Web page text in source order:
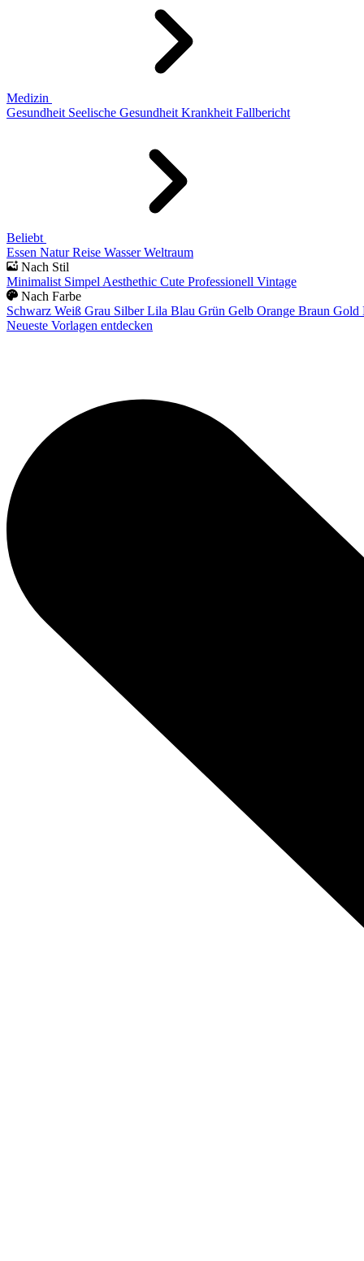
Medizin
Gesundheit Seelische Gesundheit Krankheit Fallbericht
Beliebt
Essen Natur Reise Wasser Weltraum
Nach Stil
Minimalist Simpel Aesthethic Cute Professionell Vintage
Nach Farbe
Schwarz Weiß Grau Silber Lila Blau Grün Gelb Orange Braun Gold
Neueste Vorlagen entdecken